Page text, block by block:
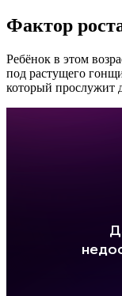
Фактор
Ребёнок в этом
под растущего
который прослужит